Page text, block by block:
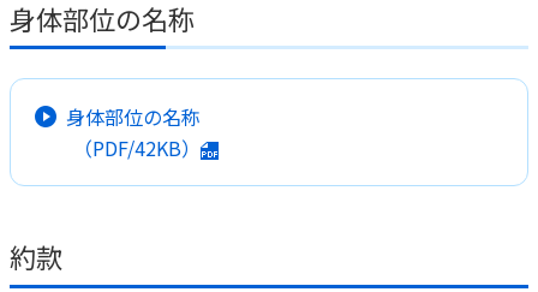
身体部位の名称
身体部位の名称
（PDF/42KB）
約款